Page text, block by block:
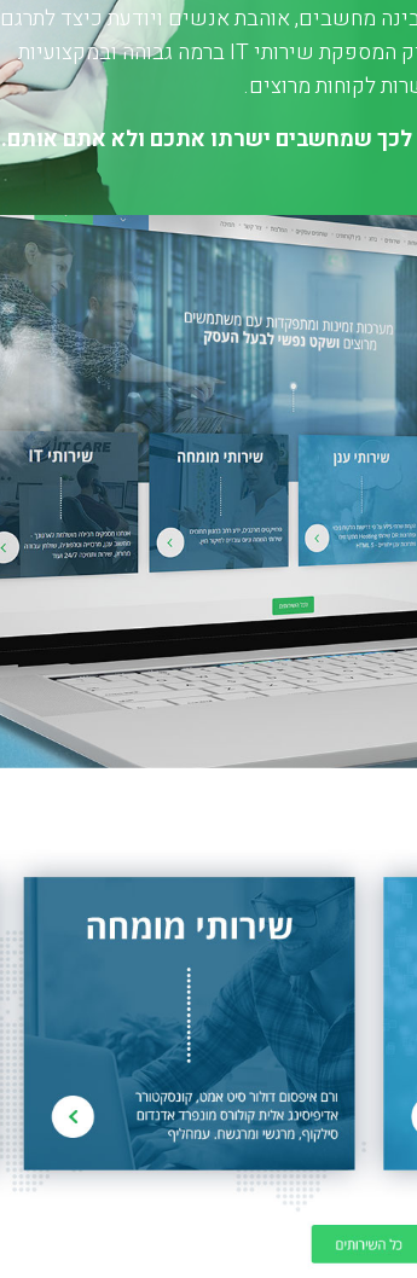
מחשבים, אוהבת אנשים ויודעת כיצד לתרגם
ביניהם. IT CARE הינה חברת בוטיק המספקת שירותי IT ברמה גבוהה ובמקצועיות
לכך שמחשבים ישרתו אתכם ולא אתם אותם.